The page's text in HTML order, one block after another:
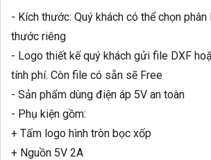
- Kích thước: Quý khách có thể chọn
thước riêng
- Logo thiết kế quý khách gửi file DXF
tính phí. Còn file có sẵn sẽ Free
- Sản phẩm dùng điện áp 5V an toàn
- Phụ kiện gồm:
+ Tấm logo hình tròn bọc xốp
+ Nguồn 5V 2A